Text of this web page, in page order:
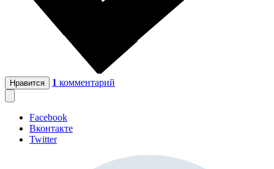
Нравится 1 комментарий
Facebook
Вконтакте
Twitter